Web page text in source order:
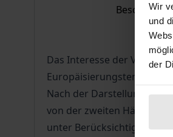
Wir
und
der
Das Interesse der
Europäisierungstendenz
Nach der Darstellung des
von der zweiten Hälfte
unter Berücksichtigung